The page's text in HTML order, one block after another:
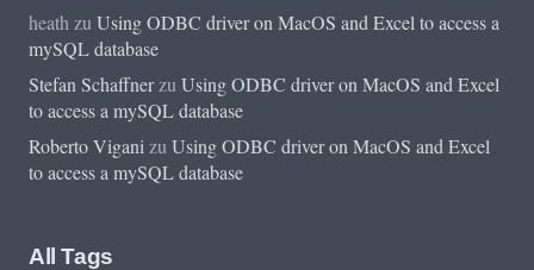
heath zu Using ODBC driver on MacOS and Excel to access a
mySQL database
Stefan Schaffnerzu Using ODBC driver on MacOS and Excel
to access a mySQL database
Roberto Vigani zu Using ODBC driver on MacOS and Excel
to access a mySQL database
All Tags